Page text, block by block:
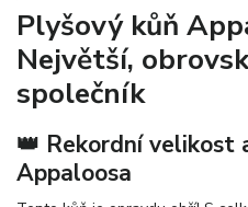
Plyšový kůň
Největší,
společník
👑 Rekordní velikost
Appaloosa